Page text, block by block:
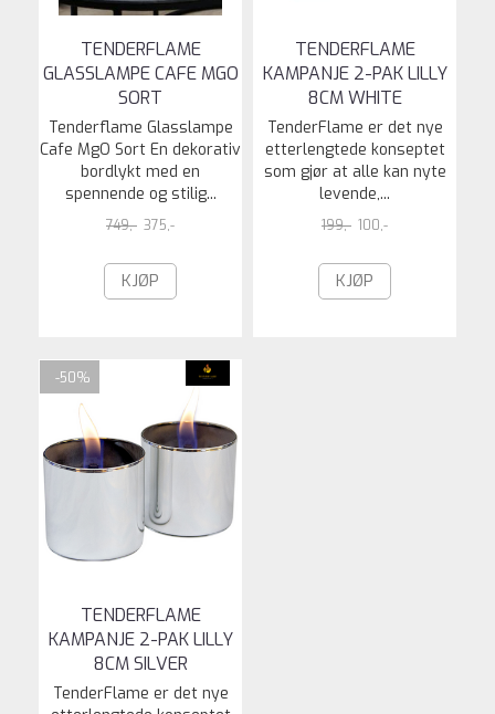
TENDERFLAME
GLASSLAMPE CAFE MGO
SORT
Tenderflame Glasslampe
Cafe MgO Sort En dekorativ
bordlykt med en
spennende og stilig...
749,- 375,-
KJØP
TENDERFLAME
KAMPANJE 2-PAK LILLY
8CM WHITE
TenderFlame er det nye
etterlengtede konseptet
som gjør at alle kan nyte
levende,...
199,- 100,-
KJØP
-50%
TENDERFLAME
KAMPANJE 2-PAK LILLY
8CM SILVER
TenderFlame er det nye